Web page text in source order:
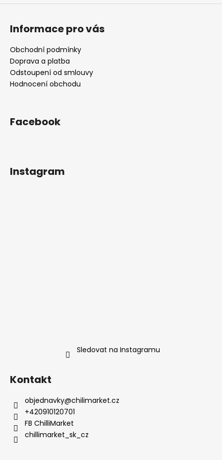
v
Informace pro vás
Obchodní podmínky
Doprava a platba
Odstoupení od smlouvy
Hodnocení obchodu
Facebook
Instagram
Sledovat na Instagramu
Kontakt
objednavky@chilimarket.cz
+420910120701
FB ChilliMarket
chillimarket_sk_cz